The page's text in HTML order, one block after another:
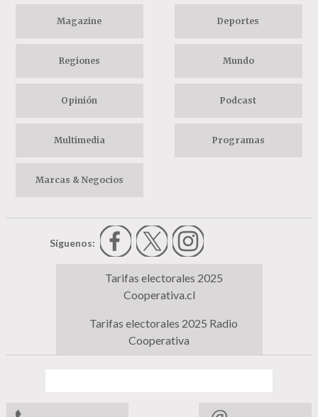
Magazine Deportes
Regiones Mundo
Opinión Podcast
Multimedia Programas
Marcas & Negocios
Síguenos:
Tarifas electorales 2025
Cooperativa.cl
Tarifas electorales 2025 Radio
Cooperativa